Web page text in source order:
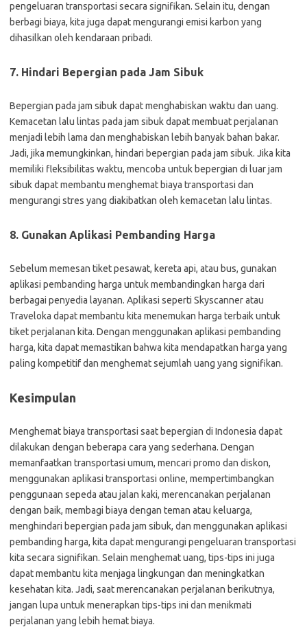
pengeluaran transportasi secara signifikan. Selain itu, dengan
berbagi biaya, kita juga dapat mengurangi emisi karbon yang
dihasilkan oleh kendaraan pribadi.
7. Hindari Bepergian pada Jam Sibuk
Bepergian pada jam sibuk dapat menghabiskan waktu dan uang.
Kemacetan lalu lintas pada jam sibuk dapat membuat perjalanan
menjadi lebih lama dan menghabiskan lebih banyak bahan bakar.
Jadi, jika memungkinkan, hindari bepergian pada jam sibuk. Jika kita
memiliki fleksibilitas waktu, mencoba untuk bepergian di luar jam
sibuk dapat membantu menghemat biaya transportasi dan
mengurangi stres yang diakibatkan oleh kemacetan lalu lintas.
8. Gunakan Aplikasi Pembanding Harga
Sebelum memesan tiket pesawat, kereta api, atau bus, gunakan
aplikasi pembanding harga untuk membandingkan harga dari
berbagai penyedia layanan. Aplikasi seperti Skyscanner atau
Traveloka dapat membantu kita menemukan harga terbaik untuk
tiket perjalanan kita. Dengan menggunakan aplikasi pembanding
harga, kita dapat memastikan bahwa kita mendapatkan harga yang
paling kompetitif dan menghemat sejumlah uang yang signifikan.
Kesimpulan
Menghemat biaya transportasi saat bepergian di Indonesia dapat
dilakukan dengan beberapa cara yang sederhana. Dengan
memanfaatkan transportasi umum, mencari promo dan diskon,
menggunakan aplikasi transportasi online, mempertimbangkan
penggunaan sepeda atau jalan kaki, merencanakan perjalanan
dengan baik, membagi biaya dengan teman atau keluarga,
menghindari bepergian pada jam sibuk, dan menggunakan aplikasi
pembanding harga, kita dapat mengurangi pengeluaran transportasi
kita secara signifikan. Selain menghemat uang, tips-tips ini juga
dapat membantu kita menjaga lingkungan dan meningkatkan
kesehatan kita. Jadi, saat merencanakan perjalanan berikutnya,
jangan lupa untuk menerapkan tips-tips ini dan menikmati
perjalanan yang lebih hemat biaya.